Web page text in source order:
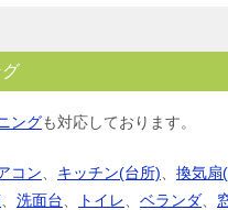
ングも対応しております。
コン キッチン(台所)
換気扇
洗面台 トイレ ベランダ